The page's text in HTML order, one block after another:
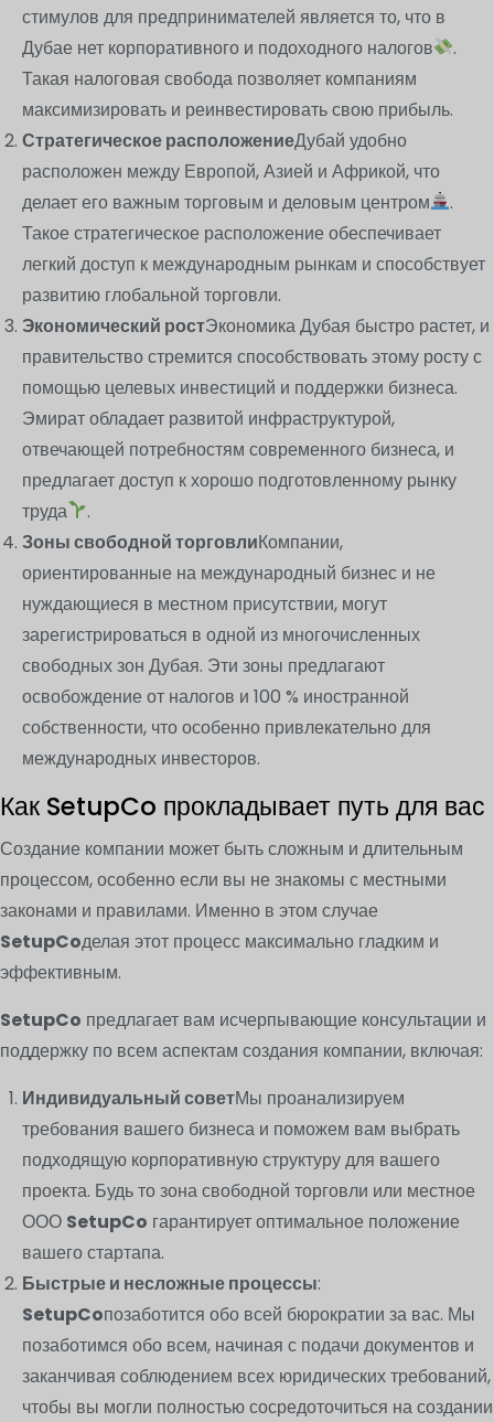
стимулов для предпринимателей является то, что в
Дубае нет корпоративного и подоходного налогов
.
Такая налоговая свобода позволяет компаниям
максимизировать и реинвестировать свою прибыль.
Стратегическое расположениеДубай удобно
расположен между Европой, Азией и Африкой, что
делает его важным торговым и деловым центром
.
Такое стратегическое расположение обеспечивает
легкий доступ к международным рынкам и способствует
развитию глобальной торговли.
Экономический ростЭкономика Дубая быстро растет, и
правительство стремится способствовать этому росту с
помощью целевых инвестиций и поддержки бизнеса.
Эмират обладает развитой инфраструктурой,
отвечающей потребностям современного бизнеса, и
предлагает доступ к хорошо подготовленному рынку
труда
.
Зоны свободной торговлиКомпании,
ориентированные на международный бизнес и не
нуждающиеся в местном присутствии, могут
зарегистрироваться в одной из многочисленных
свободных зон Дубая. Эти зоны предлагают
освобождение от налогов и 100 % иностранной
собственности, что особенно привлекательно для
международных инвесторов.
Как SetupCo прокладывает путь для вас
Создание компании может быть сложным и длительным
процессом, особенно если вы не знакомы с местными
законами и правилами. Именно в этом случае
SetupCoделая этот процесс максимально гладким и
эффективным.
SetupCo предлагает вам исчерпывающие консультации и
поддержку по всем аспектам создания компании, включая:
Индивидуальный советМы проанализируем
требования вашего бизнеса и поможем вам выбрать
подходящую корпоративную структуру для вашего
проекта. Будь то зона свободной торговли или местное
ООО SetupCo гарантирует оптимальное положение
вашего стартапа.
Быстрые и несложные процессы:
SetupCoпозаботится обо всей бюрократии за вас. Мы
позаботимся обо всем, начиная с подачи документов и
заканчивая соблюдением всех юридических требований,
чтобы вы могли полностью сосредоточиться на создании